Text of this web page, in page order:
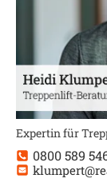
Expertin für
0800 589